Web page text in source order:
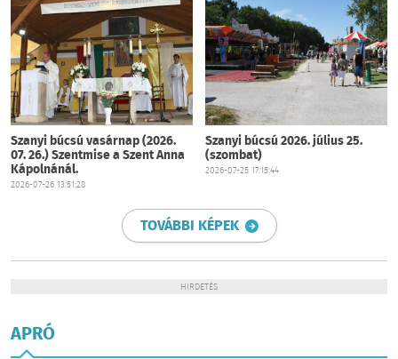
Szanyi búcsú vasárnap (2026.
07. 26.) Szentmise a Szent Anna
Kápolnánál.
2026-07-26 13:51:28
Szanyi búcsú 2026. július 25.
(szombat)
2026-07-25 17:15:44
TOVÁBBI KÉPEK
HIRDETÉS
APRÓ